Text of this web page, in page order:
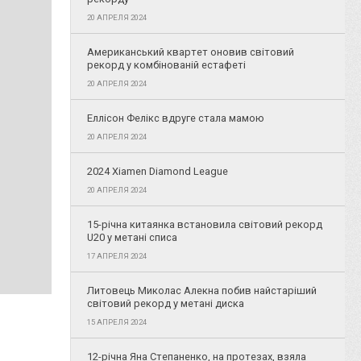
20 АПРЕЛЯ 2024
Американський квартет оновив світовий
рекорд у комбінованій естафеті
20 АПРЕЛЯ 2024
Еллісон Фелікс вдруге стала мамою
20 АПРЕЛЯ 2024
2024 Xiamen Diamond League
20 АПРЕЛЯ 2024
15-річна китаянка встановила світовий рекорд
U20 у метані списа
17 АПРЕЛЯ 2024
Литовець Миколас Алекна побив найстаріший
світовий рекорд у метані диска
15 АПРЕЛЯ 2024
12-річна Яна Степаненко, на протезах, взяла